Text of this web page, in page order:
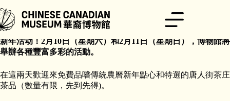
至
主
內
容
與博物館一起歡慶龍年，這是我們在永生號大樓舉辦的第一場迎
新年活动！2月10日（星期六）和2月11日（星期日），博物館將
舉辦各種豐富多彩的活動。
在這兩天歡迎來免費品嚐傳統農曆新年點心和特選的唐人街茶庄
茶品（數量有限，先到先得)。